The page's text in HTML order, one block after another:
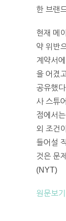
한 브랜
현재 메
약 위반
계약서
을 어겼
공유했
사 스튜
점에서
외 조건
들어설
것은 문
(NYT)
원문보기